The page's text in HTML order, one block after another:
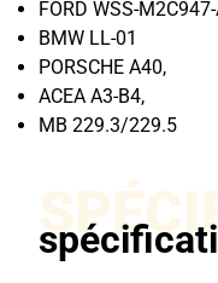
FORD WSS-
BMW LL-01
PORSCHE A40,
ACEA A3-B4,
MB 229.3/229.5